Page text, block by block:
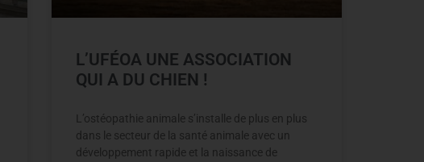
L’UFÉOA UNE ASSOCIATION
QUI A DU CHIEN !
L’ostéopathie animale s’installe de plus en plus
dans le secteur de la santé animale avec un
développement rapide et la naissance de